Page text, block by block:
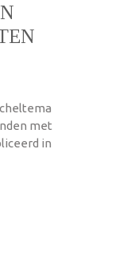
met
in